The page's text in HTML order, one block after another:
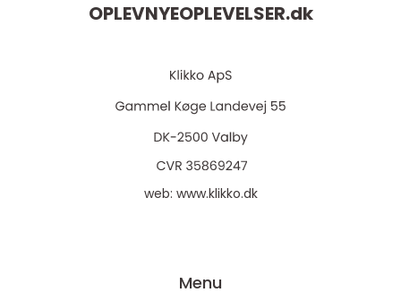
OPLEVNYEOPLEVELSER.dk
web: www.klikko.dk
Menu